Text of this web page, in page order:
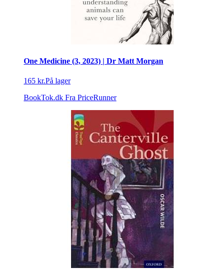
One Medicine (3, 2023) | Dr Matt Morgan
165 kr.På lager
BookTok.dk Fra PriceRunner